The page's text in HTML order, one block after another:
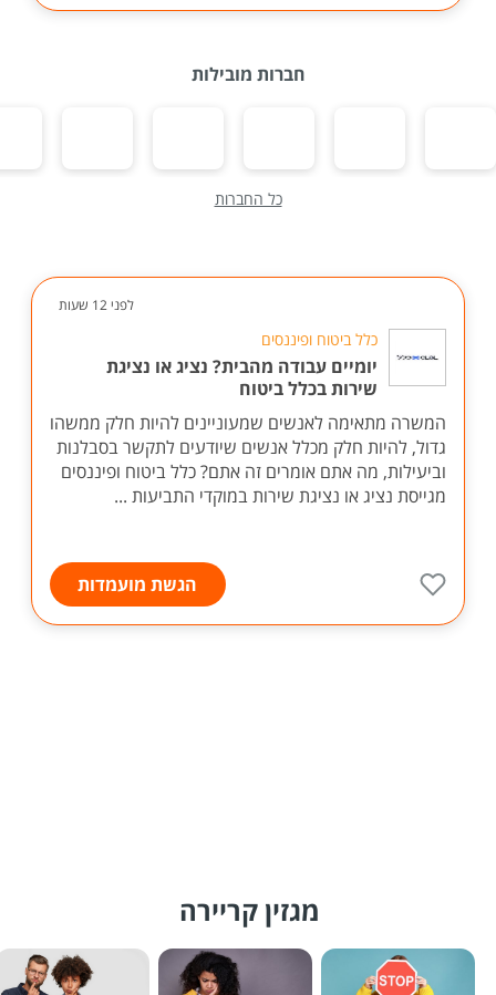
חברות מובילות
כל החברות
לפני 12 שעות
כלל ביטוח ופיננסים
יומיים עבודה מהבית? נציג או נציגת
שירות בכלל ביטוח
המשרה מתאימה לאנשים שמעוניינים להיות חלק ממשהו
גדול, להיות חלק מכלל אנשים שיודעים לתקשר בסבלנות
וביעילות, מה אתם אומרים זה אתם? כלל ביטוח ופיננסים
מגייסת נציג או נציגת שירות במוקדי התביעות ...
הגשת מועמדות
מגזין קריירה